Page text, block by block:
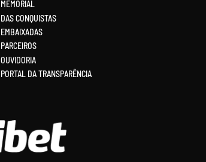
MEMORIAL
DAS CONQUISTAS
EMBAIXADAS
PARCEIROS
OUVIDORIA
PORTAL DA TRANSPARÊNCIA